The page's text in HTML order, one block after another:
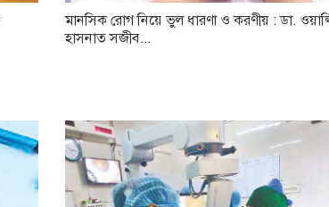
মানসিক রোগ নিয়ে ভুল ধারণা ও করণীয় : ডা.
হাসনাত সজীব...